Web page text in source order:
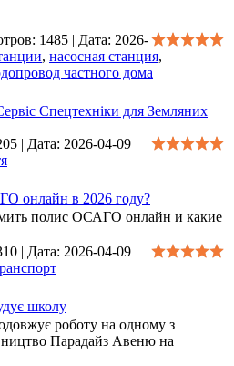
1485 | Дата: 2026-
, насосная станция,
частного дома
Спецтехніки для Земляних
| Дата: 2026-04-09
онлайн в 2026 году?
полис ОСАГО онлайн и какие
| Дата: 2026-04-09
школу
роботу на одному з
Парадайз Авеню на